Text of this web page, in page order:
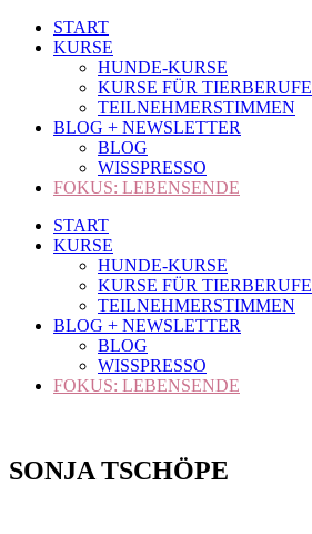
START
KURSE
HUNDE-KURSE
KURSE FÜR TIERBERUFE
TEILNEHMERSTIMMEN
BLOG + NEWSLETTER
BLOG
WISSPRESSO
FOKUS: LEBENSENDE
START
KURSE
HUNDE-KURSE
KURSE FÜR TIERBERUFE
TEILNEHMERSTIMMEN
BLOG + NEWSLETTER
BLOG
WISSPRESSO
FOKUS: LEBENSENDE
SONJA TSCHÖPE